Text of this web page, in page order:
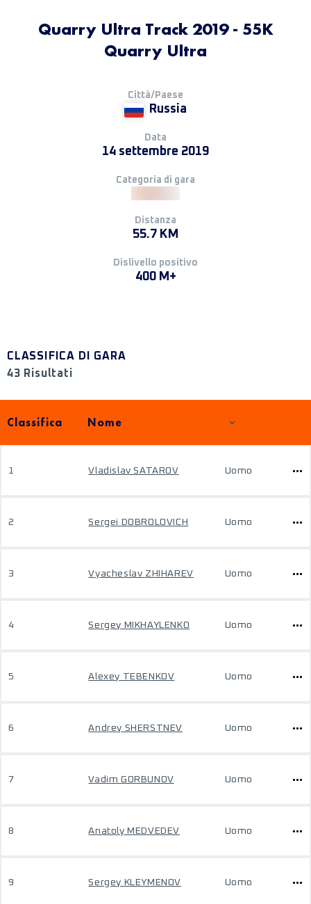
Quarry Ultra Track 2019 - 55K
Quarry Ultra
Città/Paese
Russia
Data
14 settembre 2019
Categoria di gara
Distanza
55.7 KM
Dislivello positivo
400 M+
CLASSIFICA DI GARA
43 Risultati
Classifica Nome
1 Vladislav SATAROV Uomo
2 Sergei DOBROLOVICH Uomo
3 Vyacheslav ZHIHAREV Uomo
4 Sergey MIKHAYLENKO Uomo
5 Alexey TEBENKOV Uomo
6 Andrey SHERSTNEV Uomo
7 Vadim GORBUNOV Uomo
8 Anatoly MEDVEDEV Uomo
9 Sergey KLEYMENOV Uomo